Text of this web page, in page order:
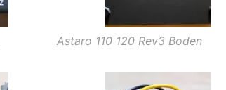
Astaro 110 120 Rev3 Boden